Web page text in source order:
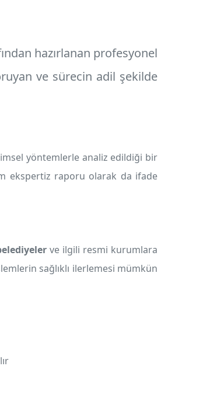
hazırlanan profesyonel
ve sürecin adil şekilde
yöntemlerle analiz edildiği bir
ekspertiz raporu olarak da ifade
ve ilgili resmi kurumlara
sağlıklı ilerlemesi mümkün